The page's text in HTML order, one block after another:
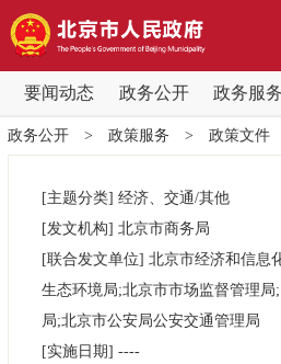
要闻动态 政务公开 政务服务
要闻动态
党中央精神 国务院信息
北京要闻 会议信息
政务公开
政务公开> 政策服务 > 政策文件
[主题分类] 经济、交通/其他
[发文机构] 北京市商务局
[联合发文单位] 北京市经济和信息
生态环境局;北京市市场监督管理
局;北京市公安局公安交通管理局
[实施日期] ----